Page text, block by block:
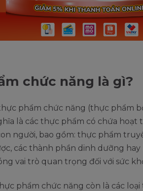
chức năng là gì?
phẩm chức năng (thực phẩm
là các thực phẩm có chứa hoạt
người, bao gồm: thực phẩm
các thành phần dinh dưỡng
vai trò quan trọng đối với sức
phẩm chức năng còn là các